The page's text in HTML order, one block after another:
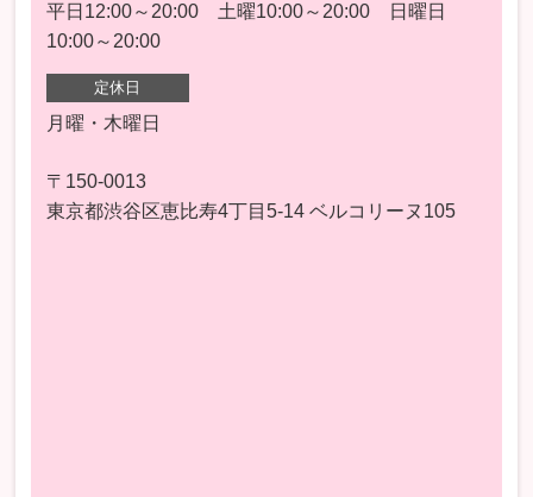
平日12:00～20:00 土曜10:00～20:00 日曜日
10:00～20:00
定休日
月曜・木曜日
〒150-0013
東京都渋谷区恵比寿4丁目5-14 ベルコリーヌ105